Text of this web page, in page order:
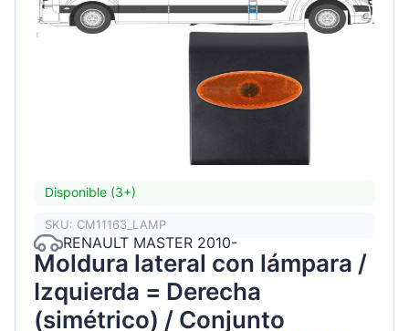
Disponible (3+)
SKU: CM11163_LAMP
RENAULT MASTER 2010-
Moldura lateral con lámpara /
Izquierda = Derecha
(simétrico) / Conjunto